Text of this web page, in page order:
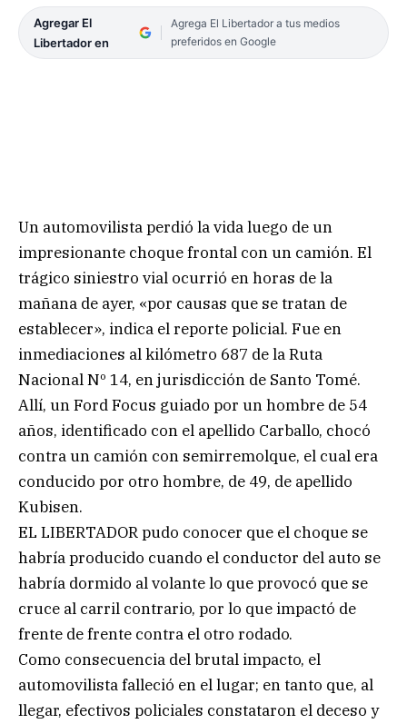
Agregar El
Libertador en
Agrega El Libertador a tus medios
preferidos en Google
Un automovilista perdió la vida luego de un
impresionante choque frontal con un camión. El
trágico siniestro vial ocurrió en horas de la
mañana de ayer, «por causas que se tratan de
establecer», indica el reporte policial. Fue en
inmediaciones al kilómetro 687 de la Ruta
Nacional Nº 14, en jurisdicción de Santo Tomé.
Allí, un Ford Focus guiado por un hombre de 54
años, identificado con el apellido Carballo, chocó
contra un camión con semirremolque, el cual era
conducido por otro hombre, de 49, de apellido
Kubisen.
EL LIBERTADOR pudo conocer que el choque se
habría producido cuando el conductor del auto se
habría dormido al volante lo que provocó que se
cruce al carril contrario, por lo que impactó de
frente de frente contra el otro rodado.
Como consecuencia del brutal impacto, el
automovilista falleció en el lugar; en tanto que, al
llegar, efectivos policiales constataron el deceso y